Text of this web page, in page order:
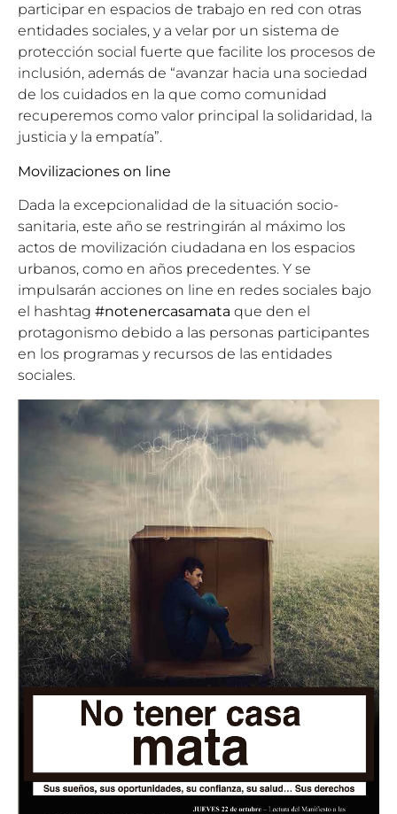
participar en espacios de trabajo en red con otras
entidades sociales, y a velar por un sistema de
protección social fuerte que facilite los procesos de
inclusión, además de “avanzar hacia una sociedad
de los cuidados en la que como comunidad
recuperemos como valor principal la solidaridad, la
justicia y la empatía”.
Movilizaciones on line
Dada la excepcionalidad de la situación socio-
sanitaria, este año se restringirán al máximo los
actos de movilización ciudadana en los espacios
urbanos, como en años precedentes. Y se
impulsarán acciones on line en redes sociales bajo
el hashtag #notenercasamata que den el
protagonismo debido a las personas participantes
en los programas y recursos de las entidades
sociales.